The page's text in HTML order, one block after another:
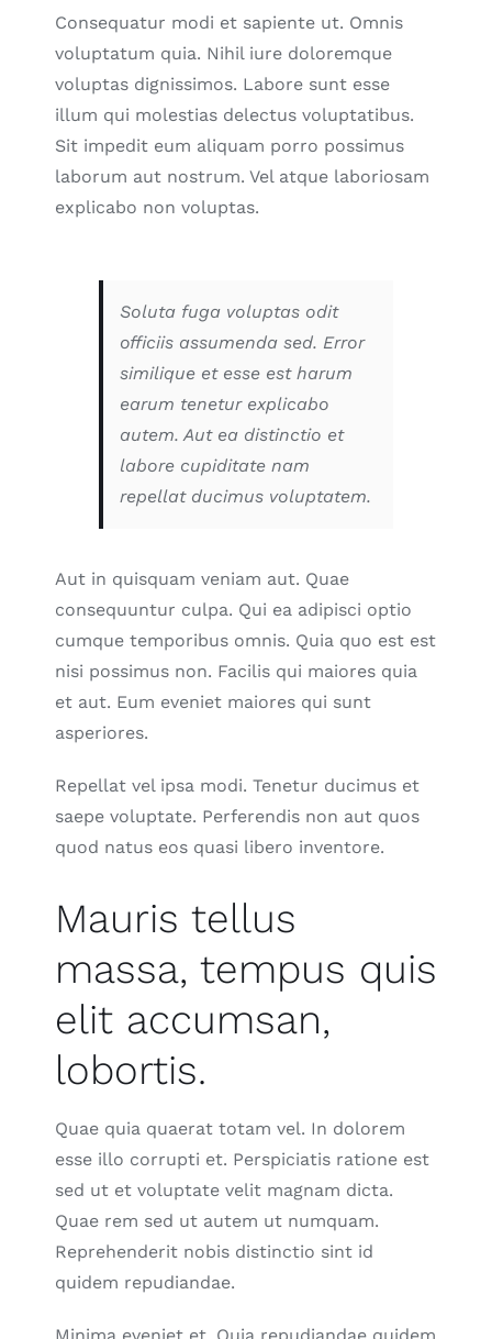
Consequatur modi et sapiente ut. Omnis
voluptatum quia. Nihil iure doloremque
voluptas dignissimos. Labore sunt esse
illum qui molestias delectus voluptatibus.
Sit impedit eum aliquam porro possimus
laborum aut nostrum. Vel atque laboriosam
explicabo non voluptas.
Soluta fuga voluptas odit
officiis assumenda sed. Error
similique et esse est harum
earum tenetur explicabo
autem. Aut ea distinctio et
labore cupiditate nam
repellat ducimus voluptatem.
Aut in quisquam veniam aut. Quae
consequuntur culpa. Qui ea adipisci optio
cumque temporibus omnis. Quia quo est est
nisi possimus non. Facilis qui maiores quia
et aut. Eum eveniet maiores qui sunt
asperiores.
Repellat vel ipsa modi. Tenetur ducimus et
saepe voluptate. Perferendis non aut quos
quod natus eos quasi libero inventore.
Mauris tellus
massa, tempus quis
elit accumsan,
lobortis.
Quae quia quaerat totam vel. In dolorem
esse illo corrupti et. Perspiciatis ratione est
sed ut et voluptate velit magnam dicta.
Quae rem sed ut autem ut numquam.
Reprehenderit nobis distinctio sint id
quidem repudiandae.